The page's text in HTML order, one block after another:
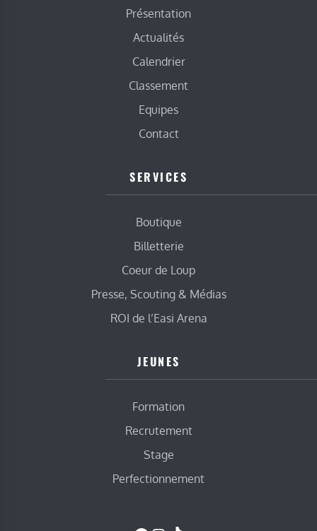
Présentation
Actualités
Calendrier
Classement
Equipes
Contact
SERVICES
Boutique
Billetterie
Coeur de Loup
Presse, Scouting & Médias
ROI de l’Easi Arena
JEUNES
Formation
Recrutement
Stage
Perfectionnement